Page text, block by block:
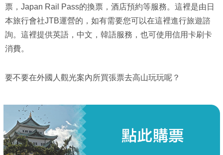
票，Japan Rail Pass的換票，酒店預約等服務。這裡是由日
本旅行會社JTB運營的，如有需要您可以在這裡進行旅遊諮
詢。這裡提供英語，中文，韓語服務，也可使用信用卡刷卡
消費。
要不要在外國人觀光案內所買張票去高山玩玩呢？